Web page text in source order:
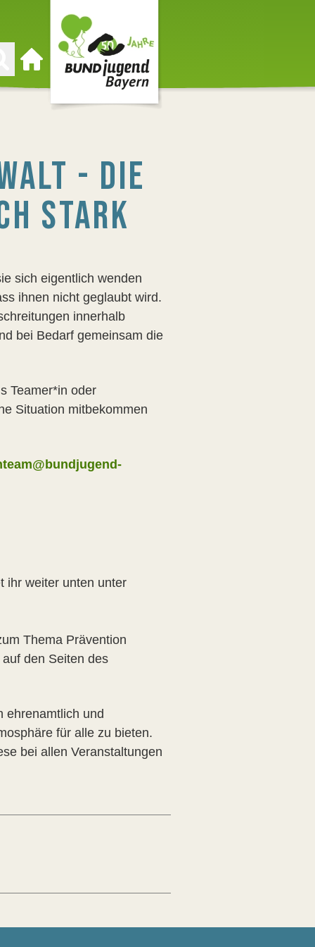
- DIE
STARK
sich eigentlich wenden
ihnen nicht geglaubt wird.
innerhalb
bei Bedarf gemeinsam die
Teamer*in oder
Situation mitbekommen
ihr weiter unten unter
Thema Prävention
den Seiten des
ehrenamtlich und
für alle zu bieten.
bei allen Veranstaltungen